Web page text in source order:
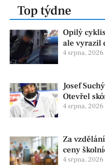
Top týdne
Opilý
ale vyrazil
auta
4 srpna, 2026
Josef
Otevřel
Hlinka
4 srpna, 2026
Za
ceny
4 srpna, 2026